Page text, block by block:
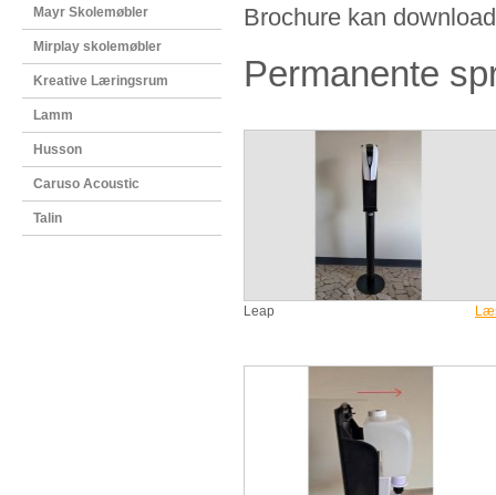
Mayr Skolemøbler
Mirplay skolemøbler
Kreative Læringsrum
Lamm
Husson
Caruso Acoustic
Talin
Brochure kan
Permanente
Leap